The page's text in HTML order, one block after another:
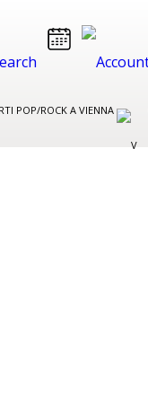
POP/ROCK A VIENNA